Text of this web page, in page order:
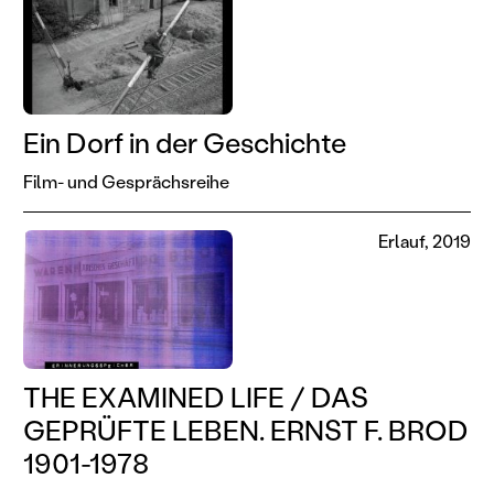
Ein Dorf in der Geschichte
Film- und Gesprächsreihe
THE EXAMINED LIFE / DAS
GEPRÜFTE LEBEN. ERNST F. BROD
1901-1978
Erlauf, 2019